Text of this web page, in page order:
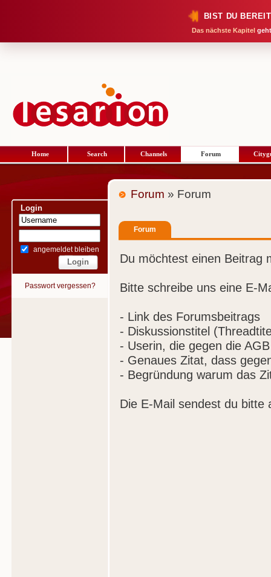
BIST DU
Das nächste Kapitel
Home Search Channels Forum
Login
angemeldet bleiben
Passwort vergessen?
Forum » Forum
Forum
Du möchtest einen Beitrag
Bitte schreibe uns eine E-
- Link des Forumsbeitrags
- Diskussionstitel
- Userin, die gegen die
- Genaues Zitat, dass
- Begründung warum das
Die E-Mail sendest du bitte